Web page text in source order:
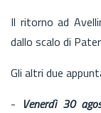
Il ritorno ad
dallo scalo di
Gli altri due
- Venerdì 30